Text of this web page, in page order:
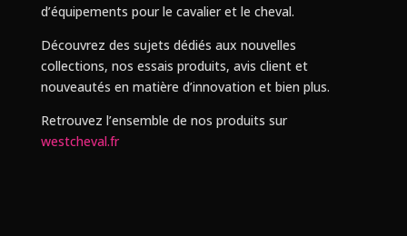
d’équipements pour le cavalier et le cheval.
Découvrez des sujets dédiés aux nouvelles
collections, nos essais produits, avis client et
nouveautés en matière d’innovation et bien plus.
Retrouvez l’ensemble de nos produits sur
westcheval.fr